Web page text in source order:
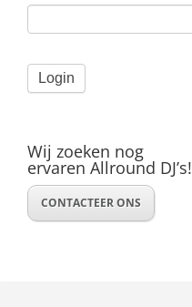
Wij zoeken nog
ervaren Allround DJ’s!
CONTACTEER ONS